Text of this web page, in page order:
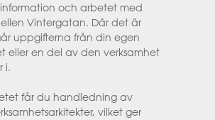
information och arbetet med
Vintergatan. Där det är
uppgifterna från din egen
eller en del av den verksamhet
i.
får du handledning av
vilket ger